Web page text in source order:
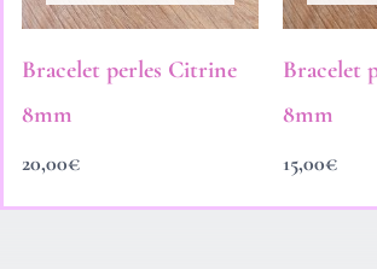
Bracelet perles Citrine
8mm
20,00€
Bracelet
8mm
15,00€